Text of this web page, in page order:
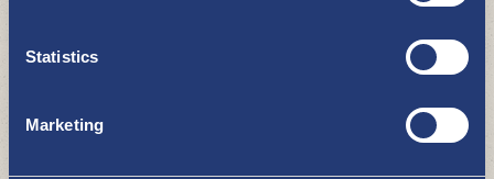
Statistics
Marketing5.-6.6.2026